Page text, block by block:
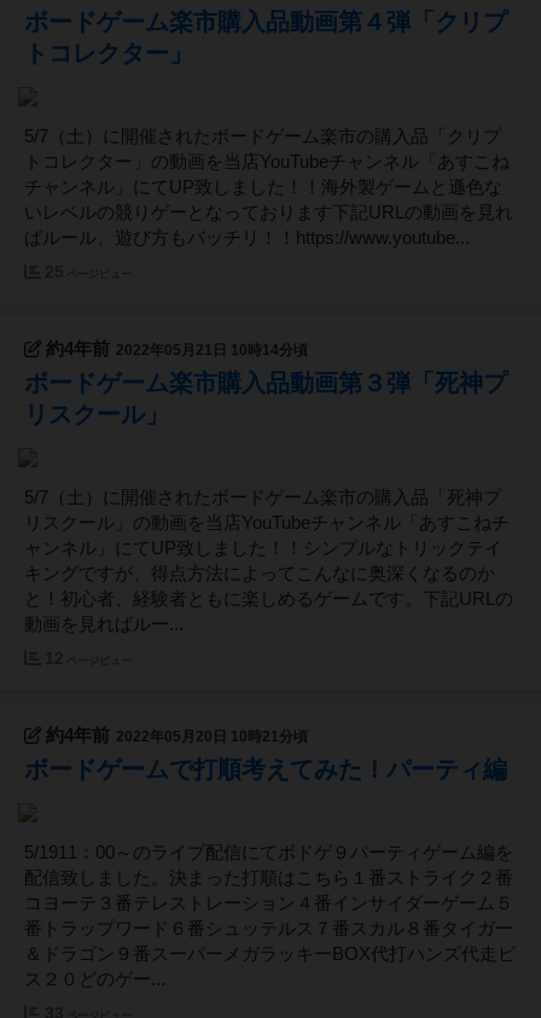
ボードゲーム楽市購入品動画第４弾「クリプ
トコレクター」
5/7（土）に開催されたボードゲーム楽市の購入品「クリプ
トコレクター」の動画を当店YouTubeチャンネル「あすこね
チャンネル」にてUP致しました！！海外製ゲームと遜色な
いレベルの競りゲーとなっております下記URLの動画を見れ
ばルール、遊び方もバッチリ！！https://www.youtube...
約4年前 2022年05月21日 10時14分頃
ボードゲーム楽市購入品動画第３弾「死神プ
リスクール」
5/7（土）に開催されたボードゲーム楽市の購入品「死神プ
リスクール」の動画を当店YouTubeチャンネル「あすこねチ
ャンネル」にてUP致しました！！シンプルなトリックテイ
キングですが、得点方法によってこんなに奥深くなるのか
と！初心者、経験者ともに楽しめるゲームです。下記URLの
動画を見ればルー...
約4年前 2022年05月20日 10時21分頃
ボードゲームで打順考えてみた！パーティ編
5/1911：00～のライブ配信にてボドゲ９パーティゲーム編を
配信致しました。決まった打順はこちら１番ストライク２番
コヨーテ３番テレストレーション４番インサイダーゲーム５
番トラップワード６番シュッテルス７番スカル８番タイガー
＆ドラゴン９番スーパーメガラッキーBOX代打ハンズ代走ビ
ス２０どのゲー...